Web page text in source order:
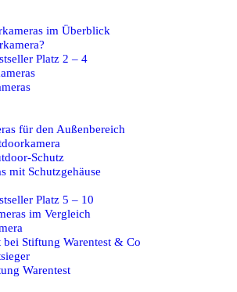
im Überblick
Platz 2 – 4
für den Außenbereich
Schutz
mit Schutzgehäuse
Platz 5 – 10
im Vergleich
bei Stiftung Warentest & Co
Warentest